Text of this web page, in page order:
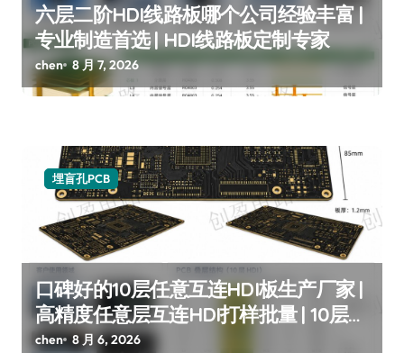
六层二阶HDI线路板哪个公司经验丰富 |
专业制造首选 | HDI线路板定制专家
chen 8 月 7, 2026
埋盲孔PCB
口碑好的10层任意互连HDI板生产厂家 |
高精度任意层互连HDI打样批量 | 10层
HDI板厂家推荐
chen 8 月 6, 2026